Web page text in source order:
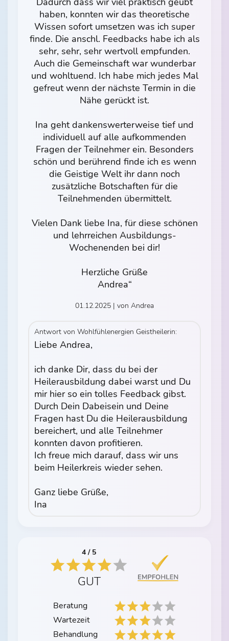
haben, konnten wir das theoretische
Wissen sofort umsetzen was ich super
finde. Die anschl. Feedbacks habe ich als
sehr, sehr, sehr wertvoll empfunden.
Auch die Gemeinschaft war wunderbar
und wohltuend. Ich habe mich jedes Mal
gefreut wenn der nächste Termin in die
Nähe gerückt ist.
Ina geht dankenswerterweise tief und
individuell auf alle aufkommenden
Fragen der Teilnehmer ein. Besonders
schön und berührend finde ich es wenn
die Geistige Welt ihr dann noch
zusätzliche Botschaften für die
Teilnehmenden übermittelt.
Vielen Dank liebe Ina, für diese schönen
und lehrreichen Ausbildungs-
Wochenenden bei dir!
Herzliche Grüße
Andrea“
01.12.2025 | von Andrea
Antwort von Wohlfühlenergien Geistheilerin:
Liebe Andrea,
ich danke Dir, dass du bei der
Heilerausbildung dabei warst und Du
mir hier so ein tolles Feedback gibst.
Durch Dein Dabeisein und Deine
Fragen hast Du die Heilerausbildung
bereichert, und alle Teilnehmer
konnten davon profitieren.
Ich freue mich darauf, dass wir uns
beim Heilerkreis wieder sehen.
Ganz liebe Grüße,
Ina
4 / 5
GUT
Beratung
Wartezeit
Behandlung